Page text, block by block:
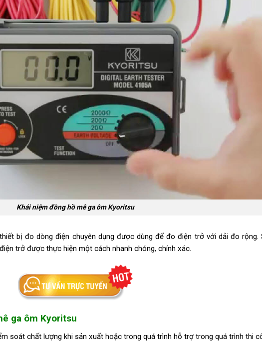
Khái niệm đồng hồ mê ga ôm Kyoritsu
bị đo dòng điện chuyên dụng được dùng để đo điện trở với dải đo rộng.
trở được thực hiện một cách nhanh chóng, chính xác.
ga ôm Kyoritsu
soát chất lượng khi sản xuất hoặc trong quá trình hỗ trợ trong quá trình thi